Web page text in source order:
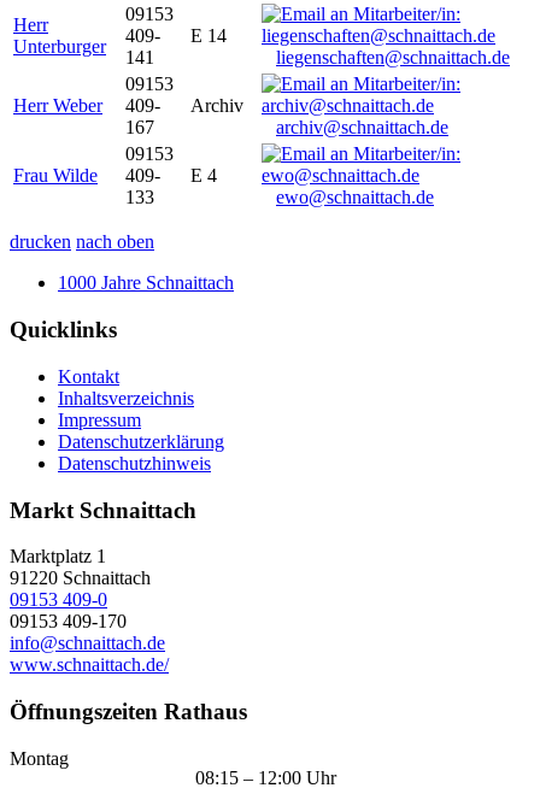
Herr
Unterburger
09153
409-
141
E 14
liegenschaften@schnaittach.de
Herr Weber
09153
409-
167
Archiv
archiv@schnaittach.de
Frau Wilde
09153
409-
133
E 4
ewo@schnaittach.de
drucken nach oben
1000 Jahre Schnaittach
Quicklinks
Kontakt
Inhaltsverzeichnis
Impressum
Datenschutzerklärung
Datenschutzhinweis
Markt Schnaittach
Marktplatz 1
91220 Schnaittach
09153 409-0
09153 409-170
info@schnaittach.de
www.schnaittach.de/
Öffnungszeiten Rathaus
Montag
08:15 – 12:00 Uhr